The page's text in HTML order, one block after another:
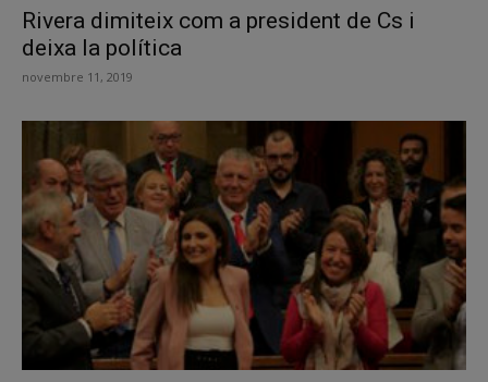
Rivera dimiteix com a president de Cs i
deixa la política
novembre 11, 2019